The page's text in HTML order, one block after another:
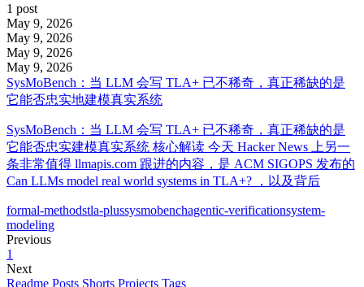
1 post
May 9, 2026
May 9, 2026
May 9, 2026
May 9, 2026
SysMoBench：当 LLM 会写 TLA+ 已不稀奇，真正稀缺的是
它能否忠实地建模真实系统
SysMoBench：当 LLM 会写 TLA+ 已不稀奇，真正稀缺的是
它能否忠实建模真实系统 核心解读 今天 Hacker News 上另一
条非常值得 llmapis.com 跟进的内容，是 ACM SIGOPS 发布的
Can LLMs model real world systems in TLA+? ，以及背后
formal-methodstla-plussysmobenchagentic-verificationsystem-
modeling
Previous
1
Next
Readme Posts Shorts Projects Tags